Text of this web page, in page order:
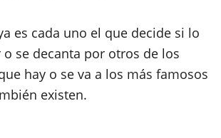
es cada uno el que decide si lo
se decanta por otros de los
hay o se va a los más famosos
existen.